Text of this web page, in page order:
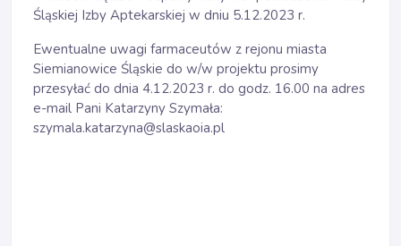
Śląskiej Izby Aptekarskiej w dniu 5.12.2023 r.
Ewentualne uwagi farmaceutów z rejonu miasta
Siemianowice Śląskie do w/w projektu prosimy
przesyłać do dnia 4.12.2023 r. do godz. 16.00 na adres
e-mail Pani Katarzyny Szymała:
szymala.katarzyna@slaskaoia.pl